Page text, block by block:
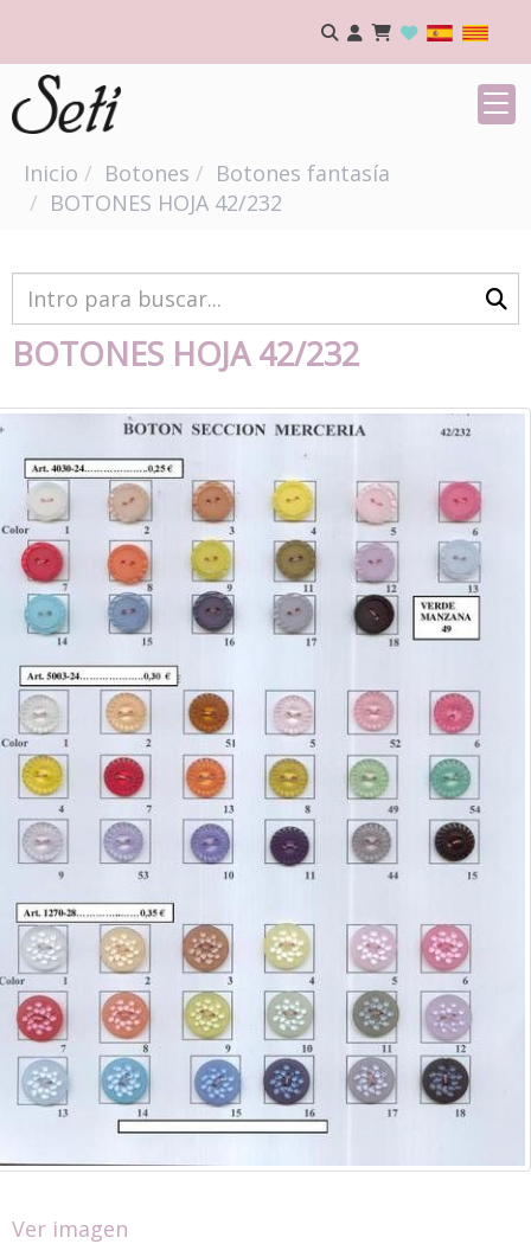
Inicio Botones
Botones fantasía
BOTONES HOJA 42/232
BOTONES HOJA 42/232
Ver imagen